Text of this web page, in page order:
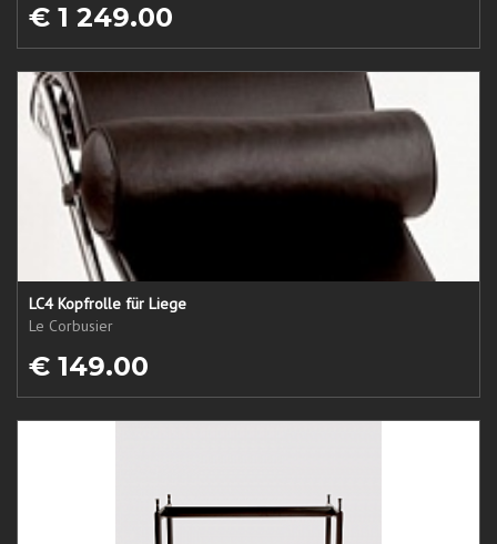
€ 1 249.00
LC4 Kopfrolle für Liege
Le Corbusier
€ 149.00